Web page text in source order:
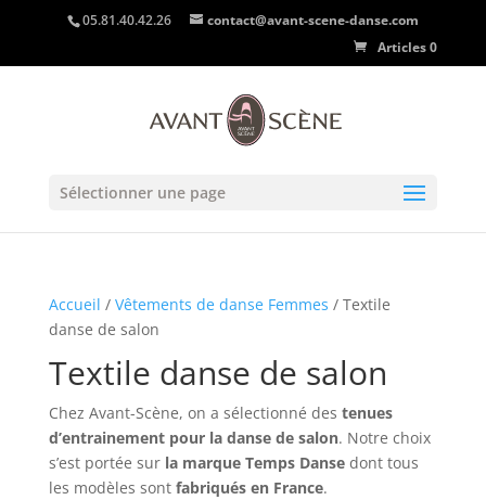
05.81.40.42.26
contact@avant-scene-danse.com
Articles 0
Sélectionner une page
Accueil / Vêtements de danse Femmes / Textile
danse de salon
Textile danse de salon
Chez Avant-Scène, on a sélectionné des tenues
d’entrainement pour la danse de salon. Notre choix
s’est portée sur la marque Temps Dansedont tous
les modèles sont fabriqués en France.